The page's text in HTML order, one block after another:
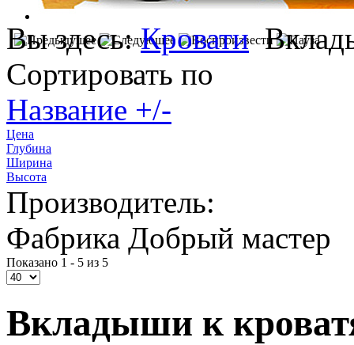
Вы здесь:Кровати
Сортировать по
Название +/-
Цена
Глубина
Ширина
Высота
Производитель:
Фабрика Добрый мастер
Показано 1 - 5 из 5
Вкладыши к